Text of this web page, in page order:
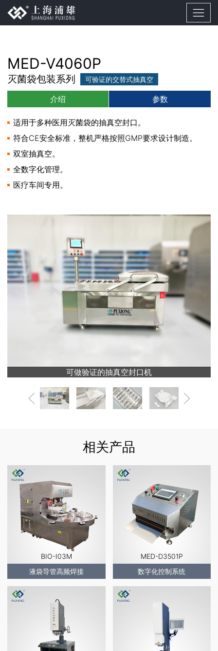
MED-V4060P
灭菌袋包装系列 可验证的交替式抽真空
介绍 参数
适用于多种医用灭菌袋的抽真空封口。
符合CE安全标准，整机严格按照GMP要求设计制造。
双室抽真空。
全数字化管理。
医疗车间专用。
可做验证的抽真空封口机
相关产品
BIO-I03M
液袋导管高频焊接
MED-D3501P
数字化控制系统